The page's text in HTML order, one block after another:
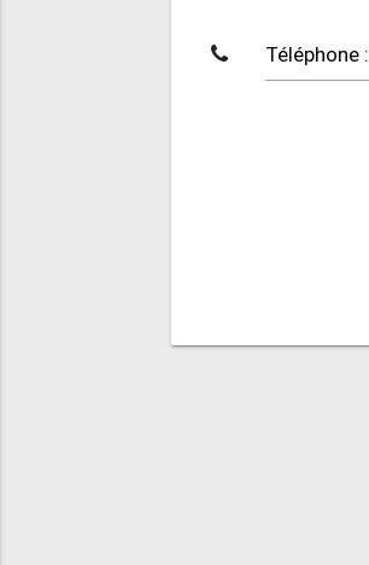
Téléphone :